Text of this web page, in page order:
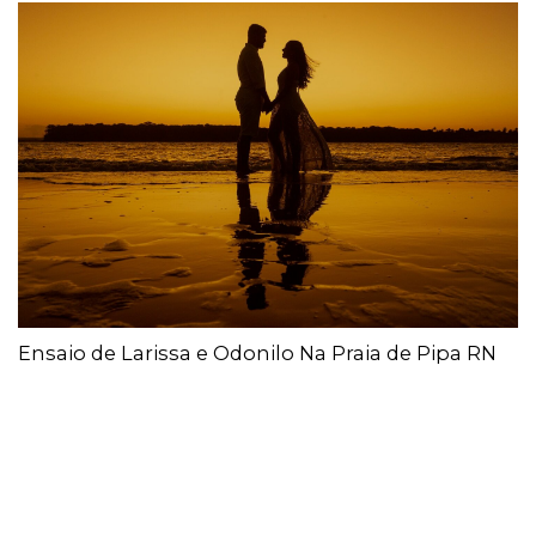
Ensaio de Larissa e Odonilo Na Praia de Pipa RN